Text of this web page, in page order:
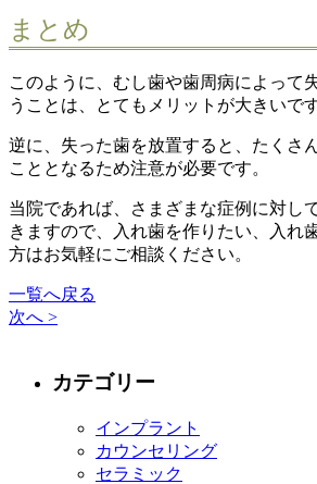
まとめ
このように、むし歯や歯周病によって
うことは、とてもメリットが大きいです
逆に、失った歯を放置すると、たくさ
こととなるため注意が必要です。
当院であれば、さまざまな症例に対し
きますので、入れ歯を作りたい、入れ
方はお気軽にご相談ください。
一覧へ戻る
次へ >
カテゴリー
インプラント
カウンセリング
セラミック